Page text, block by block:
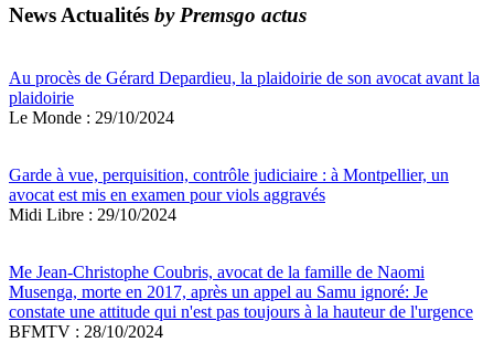
News Actualités by Premsgo actus
Au procès de Gérard Depardieu, la plaidoirie de son avocat avant la
plaidoirie
Le Monde : 29/10/2024
Garde à vue, perquisition, contrôle judiciaire : à Montpellier, un
avocat est mis en examen pour viols aggravés
Midi Libre : 29/10/2024
Me Jean-Christophe Coubris, avocat de la famille de Naomi
Musenga, morte en 2017, après un appel au Samu ignoré: Je
constate une attitude qui n'est pas toujours à la hauteur de l'urgence
BFMTV : 28/10/2024